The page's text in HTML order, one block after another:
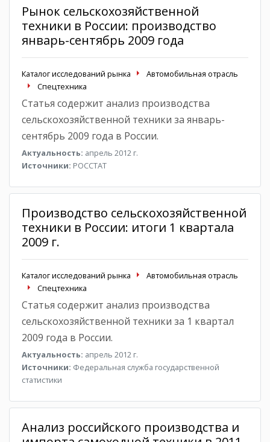
Рынок сельскохозяйственной
техники в России: производство
январь-сентябрь 2009 года
Каталог исследований рынка
Автомобильная отрасль
Спецтехника
Статья содержит анализ производства
сельскохозяйственной техники за январь-
сентябрь 2009 года в России.
Актуальность: апрель 2012 г.
Источники: РОССТАТ
Производство сельскохозяйственной
техники в России: итоги 1 квартала
2009 г.
Каталог исследований рынка
Автомобильная отрасль
Спецтехника
Статья содержит анализ производства
сельскохозяйственной техники за 1 квартал
2009 года в России.
Актуальность: апрель 2012 г.
Источники: Федеральная служба государственной
статистики
Анализ российского производства и